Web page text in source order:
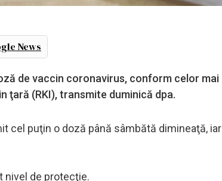
News
de vaccin coronavirus, conform celor mai
(RKI), transmite duminică dpa.
cel puţin o doză până sâmbătă dimineaţă, iar
nivel de protecţie.